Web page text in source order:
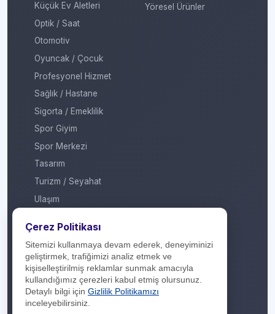
Küçük Ev Aletleri
Optik / Saat
Otomotiv
Oyuncak / Çocuk
Profesyonel Hizmet
Sağlık / Hastane
Sigorta / Emeklilik
Spor Giyim
Spor Merkezi
Tasarım
Turizm / Seyahat
Ulaşım
Yurt Dışı / Duty Free
Yöresel Ürünler
Hakkımızda
İletişim
Çerez Politikası
Sitemizi kullanmaya devam ederek, deneyiminizi
geliştirmek, trafiğimizi analiz etmek ve
kişiselleştirilmiş reklamlar sunmak amacıyla
kullandığımız çerezleri kabul etmiş olursunuz.
Detaylı bilgi için Gizlilik Politikamızı
inceleyebilirsiniz.